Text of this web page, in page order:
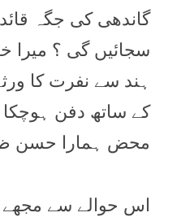
گاندھی کی جگہ
سجائیں گی ؟ میرا
ہند سے نفرت کا
کے ساتھ دفن ہوچکا
محض ہمارا حسن
اس حوالے سے مجھے